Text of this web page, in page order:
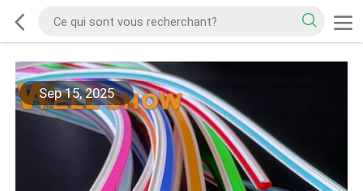
Sep 15, 2025